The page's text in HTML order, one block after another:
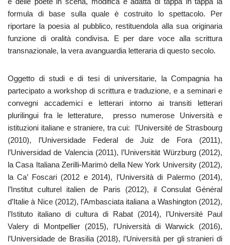
formula di base sulla quale è costruito lo spettacolo. Per
riportare la poesia al pubblico, restituendola alla sua originaria
funzione di oralità condivisa. E per dare voce alla scrittura
transnazionale, la vera avanguardia letteraria di questo secolo.
Oggetto di studi e di tesi di universitarie, la Compagnia ha
partecipato a workshop di scrittura e traduzione, e a seminari e
convegni accademici e letterari intorno ai transiti letterari
plurilingui fra le letterature, presso numerose Università e
istituzioni italiane e straniere, tra cui: l’Université de Strasbourg
(2010), l’Universidade Federal de Juiz de Fora (2011),
l’Universidad de Valencia (2011), l’Universität Würzburg (2012),
la Casa Italiana Zerilli-Marimò della New York University (2012),
la Ca’ Foscari (2012 e 2014), l’Università di Palermo (2014),
l’Institut culturel italien de Paris (2012), il Consulat Général
d’Italie à Nice (2012), l’Ambasciata italiana a Washington (2012),
l’Istituto italiano di cultura di Rabat (2014), l’Université Paul
Valery di Montpellier (2015), l’Università di Warwick (2016),
l’Universidade de Brasilia (2018), l’Università per gli stranieri di